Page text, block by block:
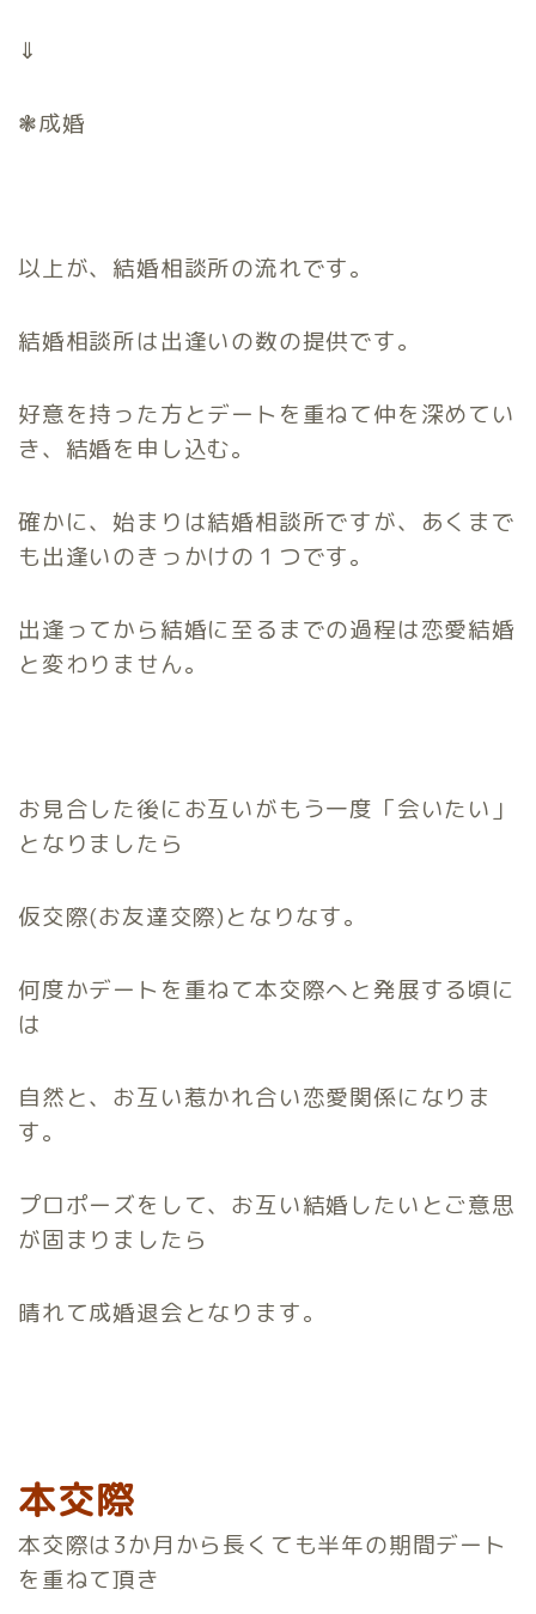
⇓
❃成婚
以上が、結婚相談所の流れです。
結婚相談所は出逢いの数の提供です。
好意を持った方とデートを重ねて仲を深めてい
き、結婚を申し込む。
確かに、始まりは結婚相談所ですが、あくまで
も出逢いのきっかけの１つです。
出逢ってから結婚に至るまでの過程は恋愛結婚
と変わりません。
お見合した後にお互いがもう一度「会いたい」
となりましたら
仮交際(お友達交際)となりなす。
何度かデートを重ねて本交際へと発展する頃に
は
自然と、お互い惹かれ合い恋愛関係になりま
す。
プロポーズをして、お互い結婚したいとご意思
が固まりましたら
晴れて成婚退会となります。
本交際
本交際は3か月から長くても半年の期間デート
を重ねて頂き